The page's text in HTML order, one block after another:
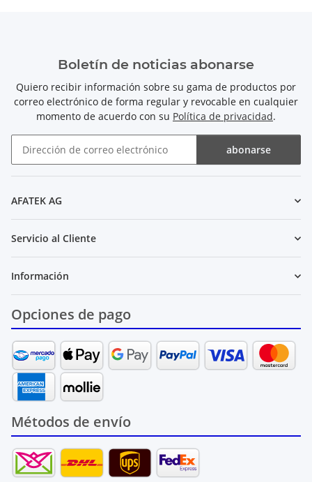
Boletín de noticias abonarse
Quiero recibir información sobre su gama de productos por
correo electrónico de forma regular y revocable en cualquier
momento de acuerdo con su Política de privacidad.
abonarse
AFATEK AG
Servicio al Cliente
Información
Opciones de pago
Métodos de envío